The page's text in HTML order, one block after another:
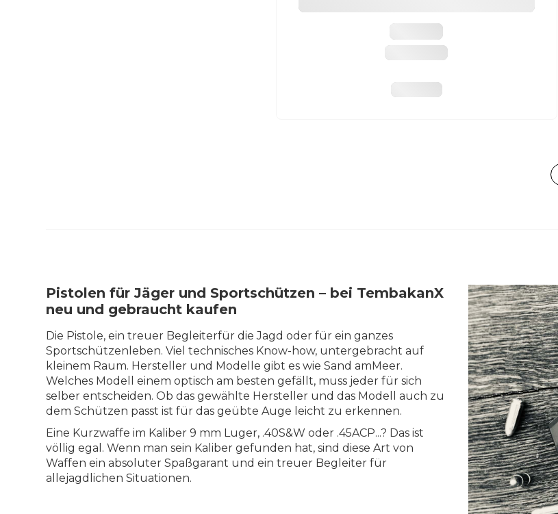
Mauser
M12 Impact
1299,99 €
Pistolen für Jäger und Sportschützen – bei TembakanX
neu und gebraucht kaufen
Die Pistole, ein treuer Begleiterfür die Jagd oder für ein ganzes
Sportschützenleben. Viel technisches Know-how, untergebracht auf
kleinem Raum. Hersteller und Modelle gibt es wie Sand amMeer.
Welches Modell einem optisch am besten gefällt, muss jeder für sich
selber entscheiden. Ob das gewählte Hersteller und das Modell auch zu
dem Schützen passt ist für das geübte Auge leicht zu erkennen.
Eine Kurzwaffe im Kaliber 9 mm Luger, .40S&W oder .45ACP...? Das ist
völlig egal. Wenn man sein Kaliber gefunden hat, sind diese Art von
Waffen ein absoluter Spaßgarant und ein treuer Begleiter für
allejagdlichen Situationen.